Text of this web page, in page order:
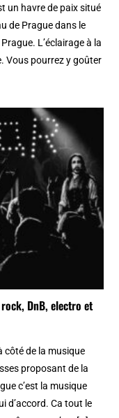
un havre de paix situé
de Prague dans le
L’éclairage à la
Vous pourrez y goûter
DnB, electro et
côté de la musique
proposant de la
c’est la musique
d’accord. Ca tout le